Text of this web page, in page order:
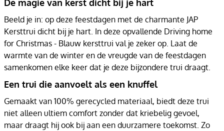
De magie van kerst dicht bij je hart
Beeld je in: op deze feestdagen met de charmante JAP
Kersttrui dicht bij je hart. In deze opvallende Driving home
for Christmas - Blauw kersttrui val je zeker op. Laat de
warmte van de winter en de vreugde van de feestdagen
samenkomen elke keer dat je deze bijzondere trui draagt.
Een trui die aanvoelt als een knuffel
Gemaakt van 100% gerecycled materiaal, biedt deze trui
niet alleen ultiem comfort zonder dat kriebelig gevoel,
maar draagt hij ook bij aan een duurzamere toekomst. Zo